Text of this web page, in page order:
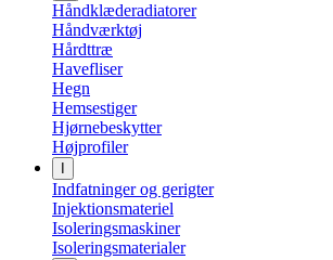
Håndklæderadiatorer
Håndværktøj
Hårdttræ
Havefliser
Hegn
Hemsestiger
Hjørnebeskytter
Højprofiler
Indfatninger og gerigter
Injektionsmateriel
Isoleringsmaskiner
Isoleringsmaterialer